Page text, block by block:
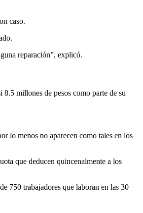
caso.
reparación”, explicó.
millones de pesos como parte de su
lo menos no aparecen como tales en los
que deducen quincenalmente a los
750 trabajadores que laboran en las 30